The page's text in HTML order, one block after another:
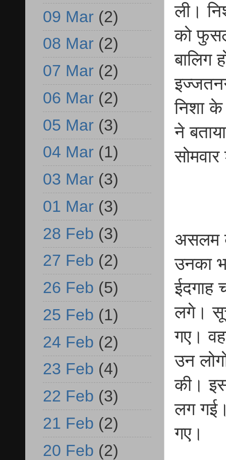
ली।
को
बालिग
निशा
ने
असलम
उनका
ईदगाह
लगे।
गए।
उन
की।
लग
गए।
09 Mar (2)
08 Mar (2)
07 Mar (2)
06 Mar (2)
05 Mar (3)
04 Mar (1)
03 Mar (3)
01 Mar (3)
28 Feb (3)
27 Feb (2)
26 Feb (5)
25 Feb (1)
24 Feb (2)
23 Feb (4)
22 Feb (3)
21 Feb (2)
20 Feb (2)